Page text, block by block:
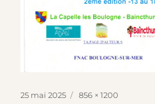
Publié
25 mai 2025
Taille
856 × 1200